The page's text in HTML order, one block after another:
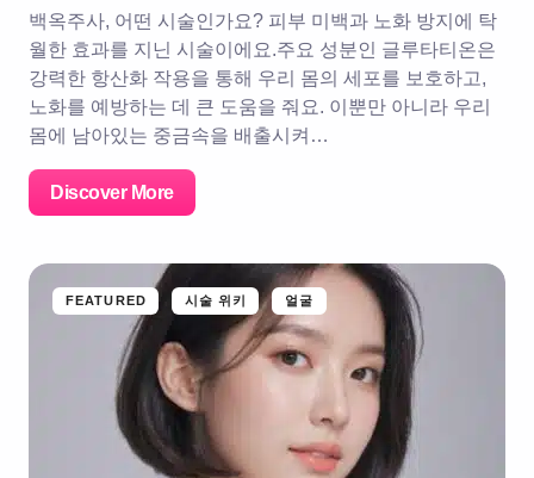
백옥주사, 어떤 시술인가요? 피부 미백과 노화 방지에 탁
월한 효과를 지닌 시술이에요.주요 성분인 글루타티온은
강력한 항산화 작용을 통해 우리 몸의 세포를 보호하고,
노화를 예방하는 데 큰 도움을 줘요. 이뿐만 아니라 우리
몸에 남아있는 중금속을 배출시켜…
Discover More
FEATURED 시술 위키 얼굴